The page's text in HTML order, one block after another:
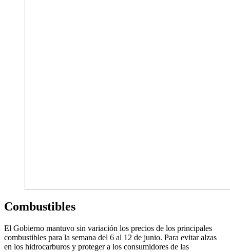
Combustibles
El Gobierno mantuvo sin variación los precios de los principales
combustibles para la semana del 6 al 12 de junio. Para evitar alzas
en los hidrocarburos y proteger a los consumidores de las